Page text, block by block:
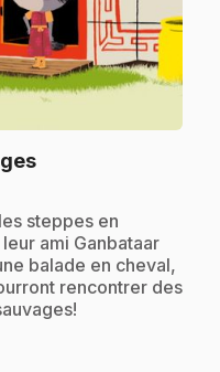
.
steppes en
ami Ganbataar
balade en cheval,
rencontrer des